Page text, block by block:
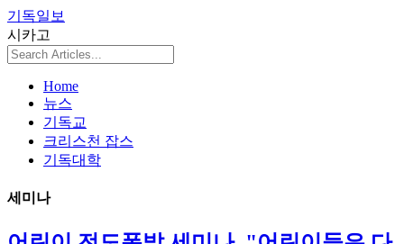
기독일보
시카고
Home
뉴스
기독교
크리스천 잡스
기독대학
세미나